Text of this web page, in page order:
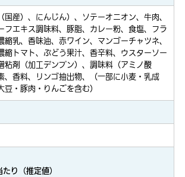
産）、にんじん）、ソテーオニオン、牛肉、
フエキス調味料、豚脂、カレー粉、食塩、フラ
縮乳、香味油、赤ワイン、マンゴーチャツネ、
縮トマト、ぶどう果汁、香辛料、ウスターソー
粘剤（加工デンプン）、調味料（アミノ酸
、香料、リンゴ抽出物、（一部に小麦・乳成
・豚肉・りんごを含む）
り（推定値）